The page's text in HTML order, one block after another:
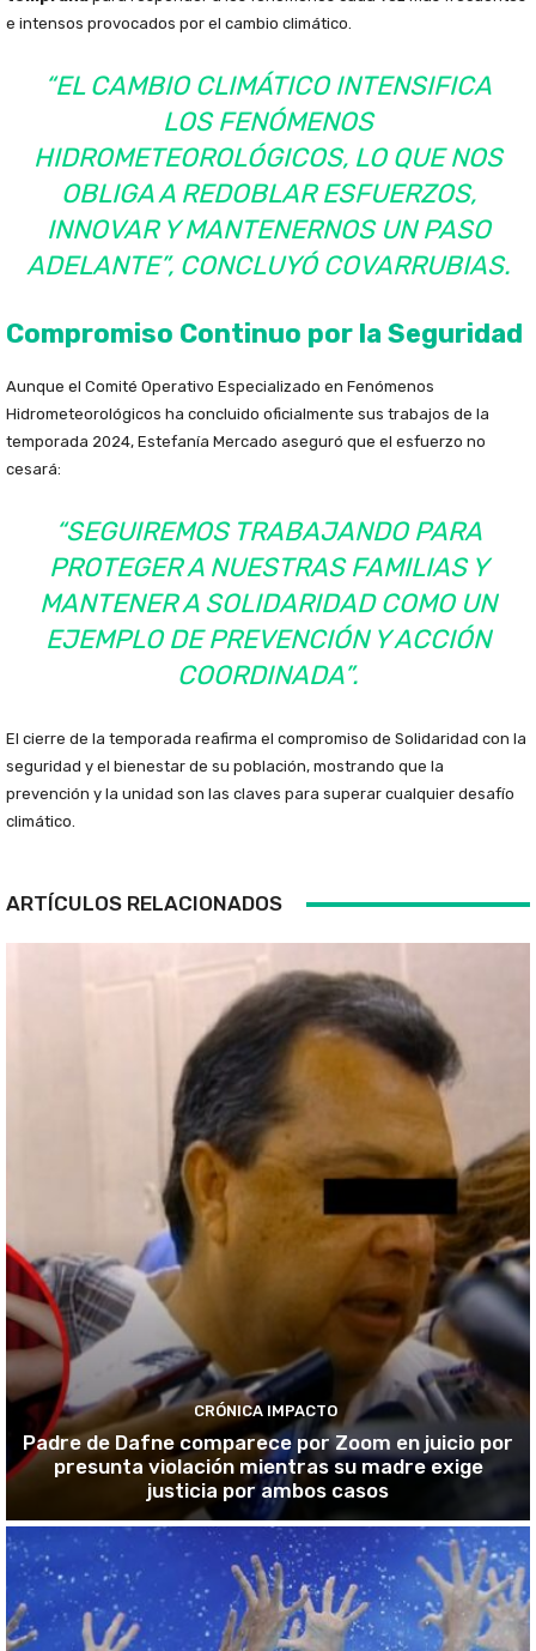
e intensos provocados por el cambio climático.
“EL CAMBIO CLIMÁTICO INTENSIFICA
LOS FENÓMENOS
HIDROMETEOROLÓGICOS, LO QUE NOS
OBLIGA A REDOBLAR ESFUERZOS,
INNOVAR Y MANTENERNOS UN PASO
ADELANTE”, CONCLUYÓ COVARRUBIAS.
Compromiso Continuo por la Seguridad
Aunque el Comité Operativo Especializado en Fenómenos
Hidrometeorológicos ha concluido oficialmente sus trabajos de la
temporada 2024, Estefanía Mercado aseguró que el esfuerzo no
cesará:
“SEGUIREMOS TRABAJANDO PARA
PROTEGER A NUESTRAS FAMILIAS Y
MANTENER A SOLIDARIDAD COMO UN
EJEMPLO DE PREVENCIÓN Y ACCIÓN
COORDINADA”.
El cierre de la temporada reafirma el compromiso de Solidaridad con la
seguridad y el bienestar de su población, mostrando que la
prevención y la unidad son las claves para superar cualquier desafío
climático.
ARTÍCULOS RELACIONADOS
CRÓNICA IMPACTO
Padre de Dafne comparece por Zoom en juicio por
presunta violación mientras su madre exige
justicia por ambos casos